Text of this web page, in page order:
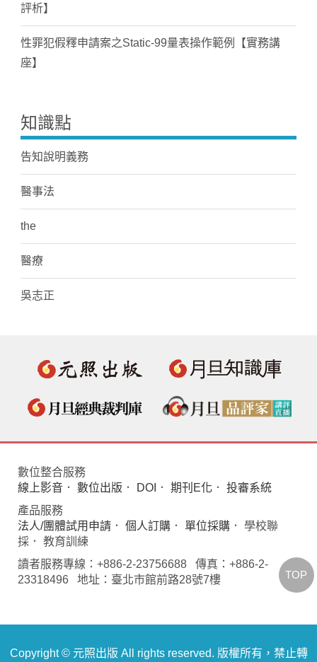
評析】
性罪犯假釋申請案之Static-99量表操作範例【實務講
座】
知識點
告知說明義務
醫事法
the
醫療
吳志正
數位整合服務
線上影音 ． 數位出版 ． DOI ． 期刊E化 ． 投審系統
產品服務
法人/團體試用申請 ． 個人訂購 ． 單位採購 ． 學校聯
採． 教育訓練
讀者服務專線：+886-2-23756688 傳真：+886-2-
23318496 地址：臺北市館前路28號7樓
Copyright © 元照出版 All rights reserved. 版權所有，禁止轉
TOP